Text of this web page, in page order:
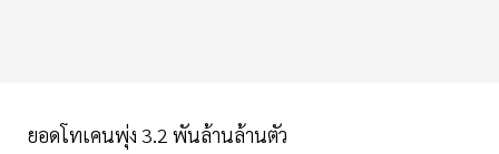
ยอดโทเคนพุ่ง 3.2 พันล้านล้านตัว